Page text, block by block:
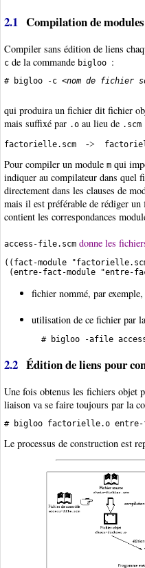
2.1 Compilation de
Compiler sans édition de liens
c de la commande bigloo :
# bigloo -c <nom de fichier
qui produira un fichier dit fichier
mais suffixé par .o au lieu de .scm
factorielle.scm ->
Pour compiler un module m qui
indiquer au compilateur dans quel
directement dans les clauses de
mais il est préférable de rédiger
contient les correspondances
access-file.scm donne les
((fact-module
(entre-fact-module "entre-
fichier nommé, par exemple,
utilisation de ce fichier par
2.2 Édition de liens pour
Une fois obtenus les fichiers objet
liaison va se faire toujours par la
Le processus de construction est